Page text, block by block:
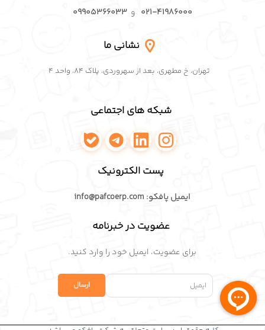
۰۲۱-۴۱۹۸۶۰۰۰ و۰۹۹۰۵۳۶۶۰۳۳
نشانی ما
تهران، خ مطهری، بعد از سهروردی، پلاک ۸۴، واحد ۴
شبکه های اجتماعی
اینستاگرام پافکو
لینکدین پافکو
تلگرام پافکوواتساپ پافکو
پست الکترونیک
ایمیل پافکو: info@pafcoerp.com
عضویت در خبرنامه
برای عضویت، ایمیل خود را وارد کنید.